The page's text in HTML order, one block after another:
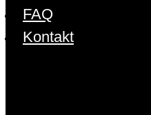
FAQ
Kontakt